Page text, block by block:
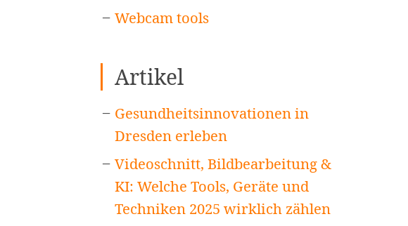
Webcam tools
Artikel
Gesundheitsinnovationen in
Dresden erleben
Videoschnitt, Bildbearbeitung &
KI: Welche Tools, Geräte und
Techniken 2025 wirklich zählen